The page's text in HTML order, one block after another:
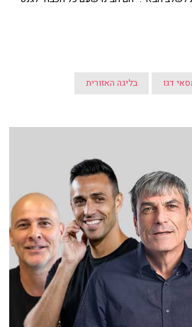
דגו בליגה האזורית